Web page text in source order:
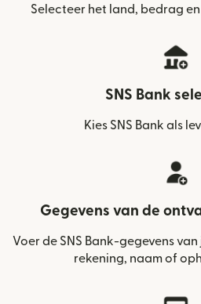
Selecteer het land, bedrag
SNS Bank
Kies SNS Bank als
Gegevens van de
Voer de SNS Bank-gegevens
rekening, naam of